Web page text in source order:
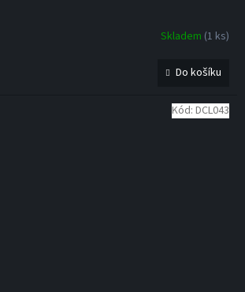
Skladem (1 ks)
Do košíku
Kód: DCL043